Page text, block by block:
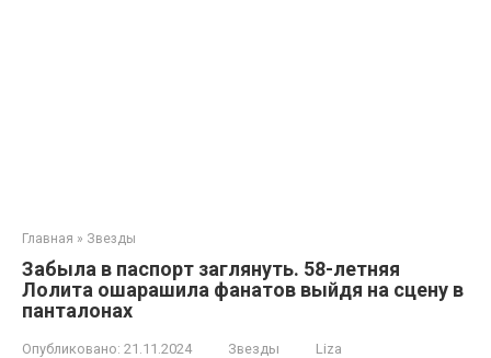
Главная » Звезды
Забыла в паспорт заглянуть. 58-летняя
Лолита ошарашила фанатов выйдя на сцену в
панталонах
Опубликовано: 21.11.2024 Звезды Liza